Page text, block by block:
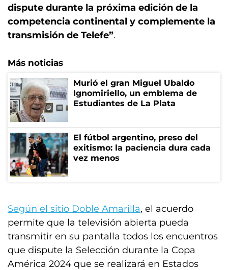
dispute durante la próxima edición de la
competencia continental y complemente la
transmisión de Telefe”.
Más noticias
Murió el gran Miguel Ubaldo
Ignomiriello, un emblema de
Estudiantes de La Plata
El fútbol argentino, preso del
exitismo: la paciencia dura cada
vez menos
Según el sitio Doble Amarilla, el acuerdo
permite que la televisión abierta pueda
transmitir en su pantalla todos los encuentros
que dispute la Selección durante la Copa
América 2024 que se realizará en Estados